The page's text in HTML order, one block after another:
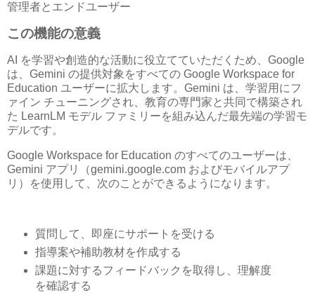
管理者とエンドユーザー
この機能の意義
AI を学習や創造的な活動に役立てていただくため、Google
は、Gemini の提供対象をすべての Google Workspace for
Education ユーザーに拡大します。Gemini は、学習用にフ
ァイン チューニングされ、教育の専門家と共同で構築され
た LearnLM モデル ファミリーを組み込んだ最先端の学習モ
デルです。
Google Workspace for Education のすべてのユーザーは、
Gemini アプリ（gemini.google.com およびモバイルアプ
リ）を使用して、次のことができるようになります。
質問して、即座にサポートを受ける
指導案や補助教材を作成する
課題に対するフィードバックを取得し、理解度
を確認する